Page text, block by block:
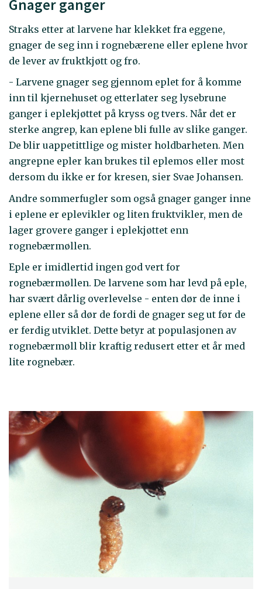
Gnager ganger
Straks etter at larvene har klekket fra eggene,
gnager de seg inn i rognebærene eller eplene hvor
de lever av fruktkjøtt og frø.
- Larvene gnager seg gjennom eplet for å komme
inn til kjernehuset og etterlater seg lysebrune
ganger i eplekjøttet på kryss og tvers. Når det er
sterke angrep, kan eplene bli fulle av slike ganger.
De blir uappetittlige og mister holdbarheten. Men
angrepne epler kan brukes til eplemos eller most
dersom du ikke er for kresen, sier Svae Johansen.
Andre sommerfugler som også gnager ganger inne
i eplene er eplevikler og liten fruktvikler, men de
lager grovere ganger i eplekjøttet enn
rognebærmøllen.
Eple er imidlertid ingen god vert for
rognebærmøllen. De larvene som har levd på eple,
har svært dårlig overlevelse - enten dør de inne i
eplene eller så dør de fordi de gnager seg ut før de
er ferdig utviklet. Dette betyr at populasjonen av
rognebærmøll blir kraftig redusert etter et år med
lite rognebær.